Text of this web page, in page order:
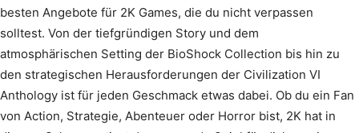
besten Angebote für 2K Games, die du nicht verpassen
solltest. Von der tiefgründigen Story und dem
atmosphärischen Setting der BioShock Collection bis hin zu
den strategischen Herausforderungen der Civilization VI
Anthology ist für jeden Geschmack etwas dabei. Ob du ein Fan
von Action, Strategie, Abenteuer oder Horror bist, 2K hat in